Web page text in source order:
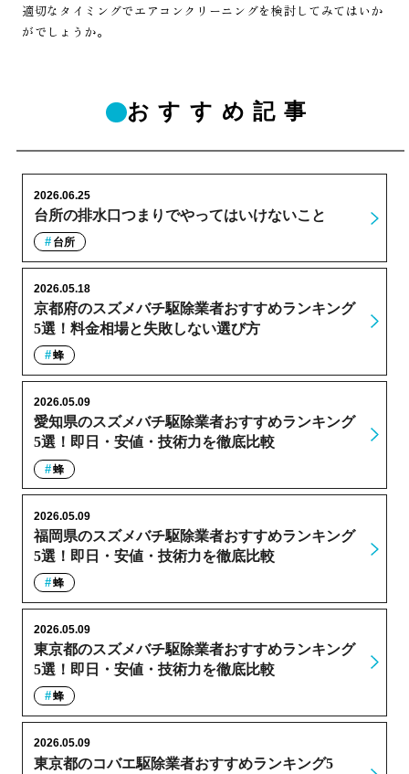
適切なタイミングでエアコンクリーニングを検討してみてはいか
がでしょうか。
おすすめ記事
台所の排水口つまりでやってはいけないこと
2026.06.25
台所
京都府のスズメバチ駆除業者おすすめランキング
5選！料金相場と失敗しない選び方
2026.05.18
蜂
愛知県のスズメバチ駆除業者おすすめランキング
5選！即日・安値・技術力を徹底比較
2026.05.09
蜂
福岡県のスズメバチ駆除業者おすすめランキング
5選！即日・安値・技術力を徹底比較
2026.05.09
蜂
東京都のスズメバチ駆除業者おすすめランキング
5選！即日・安値・技術力を徹底比較
2026.05.09
蜂
東京都のコバエ駆除業者おすすめランキング5
2026.05.09